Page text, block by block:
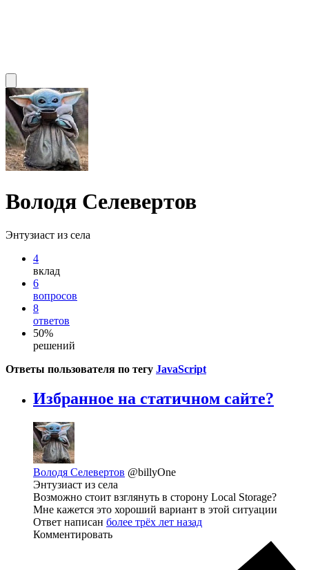
Володя Селевертов
Энтузиаст из села
4
вклад
6
вопросов
8
ответов
50%
решений
Ответы пользователя по тегу JavaScript
Избранное на статичном сайте?
Володя Селевертов @billyOne
Энтузиаст из села
Возможно стоит взглянуть в сторону Local Storage?
Мне кажется это хороший вариант в этой ситуации
Ответ написан более трёх лет назад
Комментировать